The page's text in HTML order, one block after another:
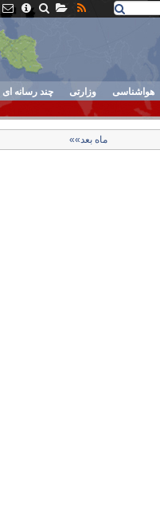
هواشناسی وزارتی چند رسانه ای
ماه بعد»»